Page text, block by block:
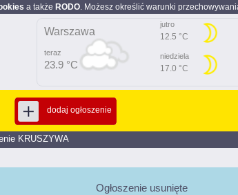
a także RODO. Możesz określić warunki
Warszawa
teraz
23.9 °C
jutro
12.5 °C
niedziela
17.0 °C
dodaj ogłoszenie
KRUSZYWA
Ogłoszenie usunięte